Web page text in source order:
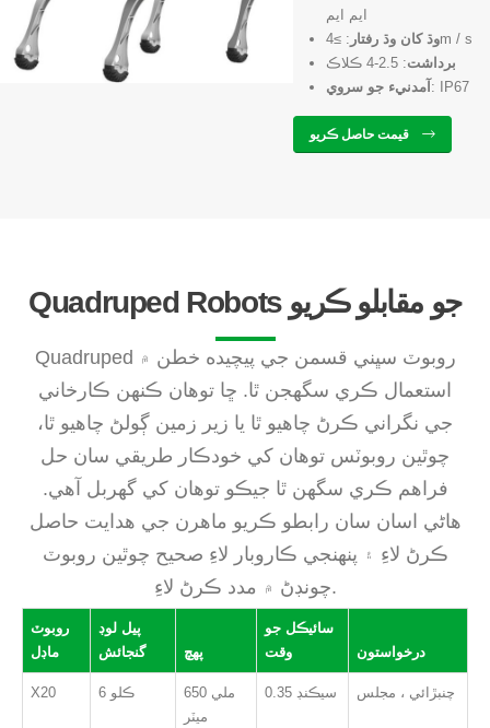
ايم ايم
وڌ کان وڌ رفتار: ≥4m / s
برداشت: 2.5-4 ڪلاڪ
آمدنيء جو سروي : IP67
قيمت حاصل ڪريو
Quadruped Robots جو مقابلو ڪريو
Quadruped روبوٽ سڀني قسمن جي پيچيده خطن ۾
استعمال ڪري سگھجن ٿا. ڇا توهان ڪنهن ڪارخاني
جي نگراني ڪرڻ چاهيو ٿا يا زير زمين ڳولڻ چاهيو ٿا،
چوٿين روبوٽس توهان کي خودڪار طريقي سان حل
فراهم ڪري سگھن ٿا جيڪو توهان کي گهربل آهي.
ھاڻي اسان سان رابطو ڪريو ماهرن جي ھدايت حاصل
ڪرڻ لاءِ ۽ پنھنجي ڪاروبار لاءِ صحيح چوٿين روبوٽ
چونڊڻ ۾ مدد ڪرڻ لاءِ.
روبوٽ
ماڊل
پيل لوڊ
گنجائش
پهچ
سائيڪل جو
وقت
درخواستون
X20 6 ڪلو
650 ملي
ميٽر
0.35 سيڪنڊ چنبڙائي ، مجلس